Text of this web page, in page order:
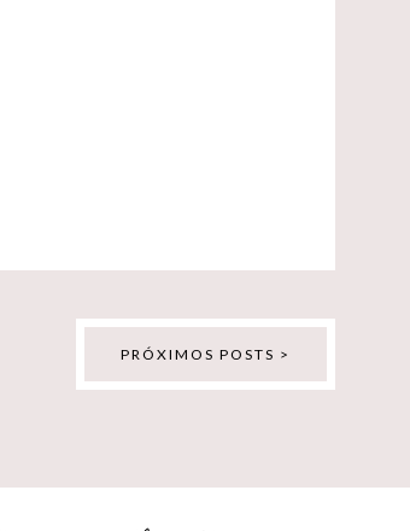
PRÓXIMOS POSTS >